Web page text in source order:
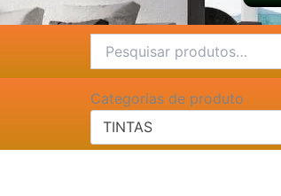
por:
Categorias de produto
TINTAS